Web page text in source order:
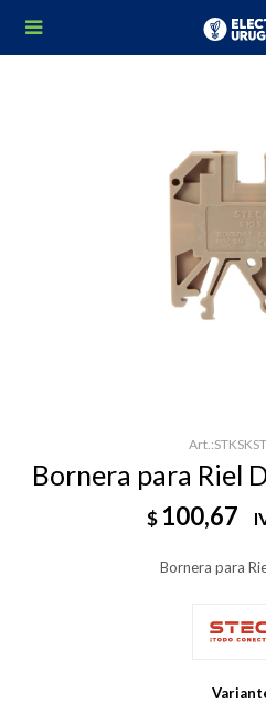

Bornera para Riel
$ 100,67
Bornera para